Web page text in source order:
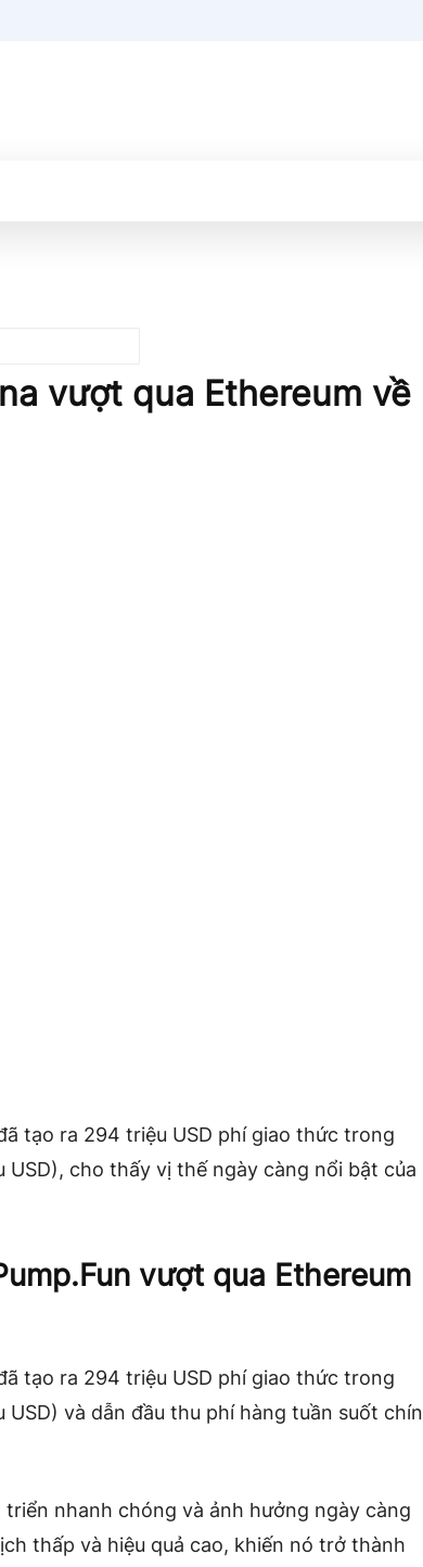
vượt qua Ethereum về
tạo ra 294 triệu USD phí giao thức trong
USD), cho thấy vị thế ngày càng nổi bật của
vượt qua Ethereum
tạo ra 294 triệu USD phí giao thức trong
USD) và dẫn đầu thu phí hàng tuần suốt chín
nhanh chóng và ảnh hưởng ngày càng
thấp và hiệu quả cao, khiến nó trở thành